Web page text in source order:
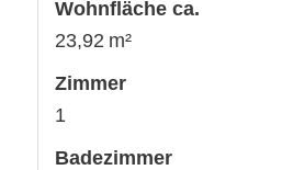
Wohnfläche ca.
23,92 m²
Zimmer
1
Badezimmer